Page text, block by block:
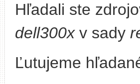
Hľadali ste
dell300xv sady
Ľutujeme